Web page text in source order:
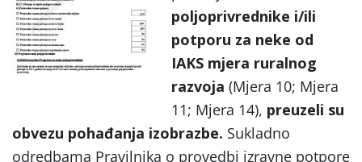
poljoprivrednike i/ili
potporu za neke od
IAKS mjera ruralnog
razvoja (Mjera 10; Mjera
11; Mjera 14), preuzeli su
obvezu pohađanja izobrazbe. Sukladno
odredbama Pravilnika o provedbi izravne potpore